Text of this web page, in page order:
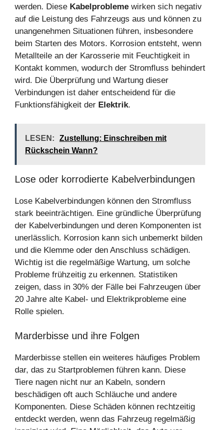
werden. Diese Kabelprobleme wirken sich negativ
auf die Leistung des Fahrzeugs aus und können zu
unangenehmen Situationen führen, insbesondere
beim Starten des Motors. Korrosion entsteht, wenn
Metallteile an der Karosserie mit Feuchtigkeit in
Kontakt kommen, wodurch der Stromfluss behindert
wird. Die Überprüfung und Wartung dieser
Verbindungen ist daher entscheidend für die
Funktionsfähigkeit der Elektrik.
LESEN:
Zustellung: Einschreiben mit
Rückschein Wann?
Lose oder korrodierte Kabelverbindungen
Lose Kabelverbindungen können den Stromfluss
stark beeinträchtigen. Eine gründliche Überprüfung
der Kabelverbindungen und deren Komponenten ist
unerlässlich. Korrosion kann sich unbemerkt bilden
und die Klemme oder den Anschluss schädigen.
Wichtig ist die regelmäßige Wartung, um solche
Probleme frühzeitig zu erkennen. Statistiken
zeigen, dass in 30% der Fälle bei Fahrzeugen über
20 Jahre alte Kabel- und Elektrikprobleme eine
Rolle spielen.
Marderbisse und ihre Folgen
Marderbisse stellen ein weiteres häufiges Problem
dar, das zu Startproblemen führen kann. Diese
Tiere nagen nicht nur an Kabeln, sondern
beschädigen oft auch Schläuche und andere
Komponenten. Diese Schäden können rechtzeitig
entdeckt werden, wenn das Fahrzeug regelmäßig